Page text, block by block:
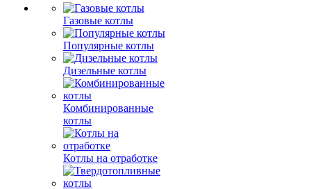
Газовые котлы
Популярные котлы
Дизельные котлы
Комбинированные
котлы
Котлы на отработке